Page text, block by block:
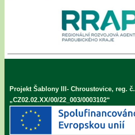
Projekt Šablony III- Chroustovice, reg. č.
„CZ02.02.XX/00/22_003/0003102“